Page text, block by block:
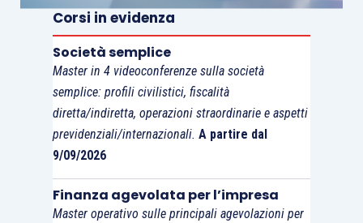
Corsi in evidenza
Società semplice
Master in 4 videoconferenze sulla società
semplice: profili civilistici, fiscalità
diretta/indiretta, operazioni straordinarie e aspetti
previdenziali/internazionali. A partire dal
9/09/2026
Finanza agevolata per l’impresa
Master operativo sulle principali agevolazioni per